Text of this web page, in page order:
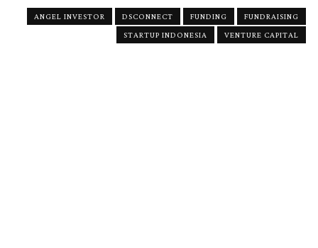
ANGEL INVESTOR DSCONNECT FUNDING
FUNDRAISING
STARTUP INDONESIA
VENTURE CAPITAL